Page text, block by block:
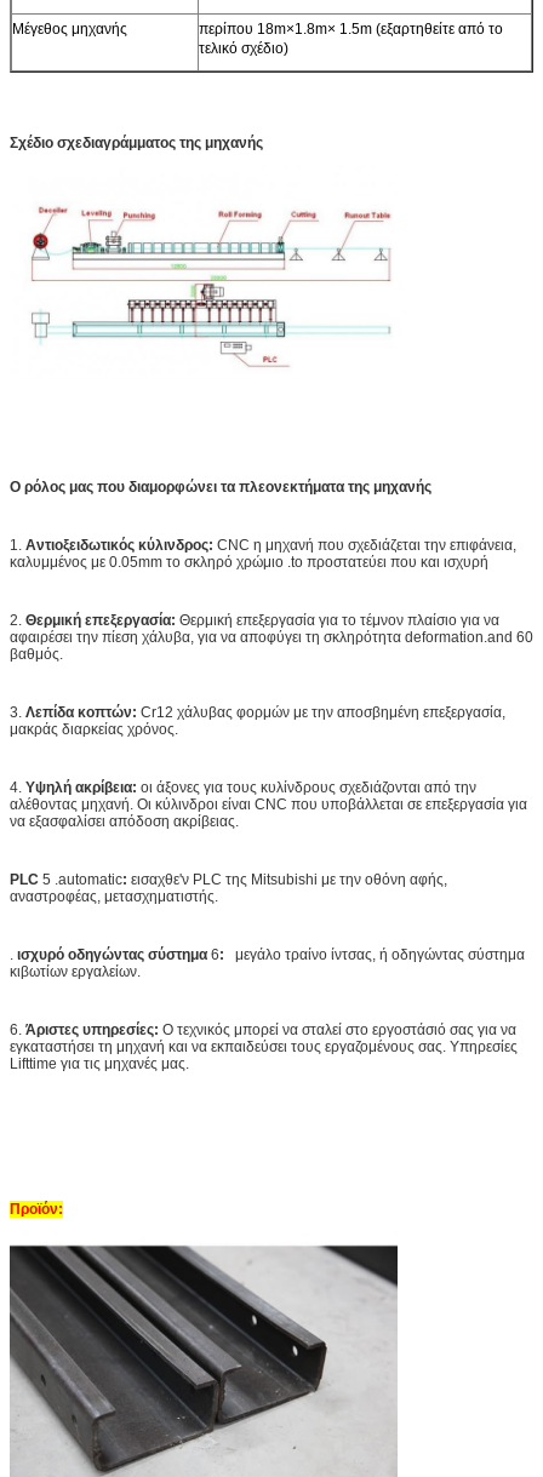
Μέγεθος μηχανής
περίπου 18m×1.8m× 1.5m (εξαρτηθείτε από το
τελικό σχέδιο)
Σχέδιο σχεδιαγράμματος της μηχανής
Ο ρόλος μας που διαμορφώνει τα πλεονεκτήματα της μηχανής
1. Αντιοξειδωτικός κύλινδρος: CNC η μηχανή που σχεδιάζεται την επιφάνεια,
καλυμμένος με 0.05mm το σκληρό χρώμιο .to προστατεύει που και ισχυρή
2. Θερμική επεξεργασία: Θερμική επεξεργασία για το τέμνον πλαίσιο για να
αφαιρέσει την πίεση χάλυβα, για να αποφύγει τη σκληρότητα deformation.and 60
βαθμός.
3. Λεπίδα κοπτών: Cr12 χάλυβας φορμών με την αποσβημένη επεξεργασία,
μακράς διαρκείας χρόνος.
4. Υψηλή ακρίβεια: οι άξονες για τους κυλίνδρους σχεδιάζονται από την
αλέθοντας μηχανή. Οι κύλινδροι είναι CNC που υποβάλλεται σε επεξεργασία για
να εξασφαλίσει απόδοση ακρίβειας.
PLC 5 .automatic: εισαχθε'ν PLC της Mitsubishi με την οθόνη αφής,
αναστροφέας, μετασχηματιστής.
ισχυρό οδηγώντας σύστημα 6: μεγάλο τραίνο ίντσας, ή οδηγώντας σύστημα
κιβωτίων εργαλείων.
6. Άριστες υπηρεσίες: Ο τεχνικός μπορεί να σταλεί στο εργοστάσιό σας για να
εγκαταστήσει τη μηχανή και να εκπαιδεύσει τους εργαζομένους σας. Υπηρεσίες
Lifttime για τις μηχανές μας.
Προϊόν: